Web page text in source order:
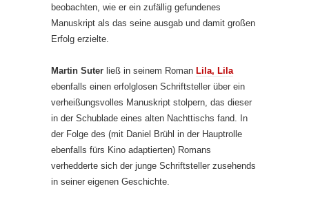
beobachten, wie er ein zufällig gefundenes
Manuskript als das seine ausgab und damit großen
Erfolg erzielte.
Martin Suter ließ in seinem Roman Lila, Lila
ebenfalls einen erfolglosen Schriftsteller über ein
verheißungsvolles Manuskript stolpern, das dieser
in der Schublade eines alten Nachttischs fand. In
der Folge des (mit Daniel Brühl in der Hauptrolle
ebenfalls fürs Kino adaptierten) Romans
verhedderte sich der junge Schriftsteller zusehends
in seiner eigenen Geschichte.